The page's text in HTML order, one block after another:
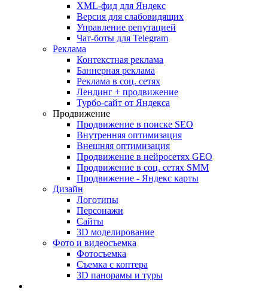
XML-фид для Яндекс
Версия для слабовидящих
Управление репутацией
Чат-боты для Telegram
Реклама
Контекстная реклама
Баннерная реклама
Реклама в соц. сетях
Лендинг + продвижение
Турбо-сайт от Яндекса
Продвижение
Продвижение в поиске SEO
Внутренняя оптимизация
Внешняя оптимизация
Продвижение в нейросетях GEO
Продвижение в соц. сетях SMM
Продвижение - Яндекс карты
Дизайн
Логотипы
Персонажи
Сайты
3D моделирование
Фото и видеосъемка
Фотосъемка
Съемка с коптера
3D панорамы и туры